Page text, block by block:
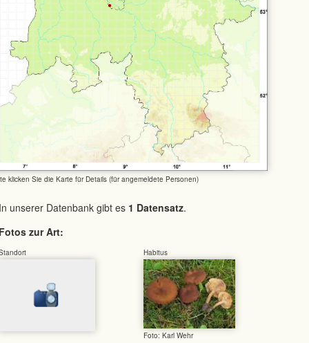
klicken Sie die Karte für Details (für angemeldete Personen)
unserer Datenbank gibt es 1 Datensatz.
zur Art:
Habitus
Foto: Karl Wehr